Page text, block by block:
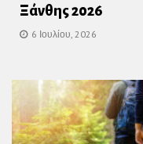
Ξάνθης 2026
6 Ιουλίου, 2026